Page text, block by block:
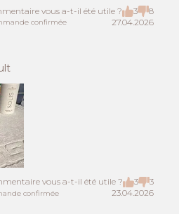
vous a-t-il été utile ? 3 8
confirmée 27.04.2026
vous a-t-il été utile ? 3 3
confirmée 23.04.2026